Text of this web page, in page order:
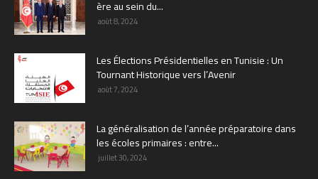
ère au sein du...
août 8, 2024
Les Élections Présidentielles en Tunisie : Un
Tournant Historique vers l’Avenir
août 7, 2024
La généralisation de l’année préparatoire dans
les écoles primaires : entre...
juillet 30, 2024